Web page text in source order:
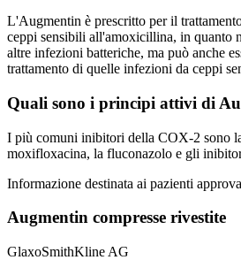
L'Augmentin è prescritto per il
ceppi sensibili all'amoxicillina, in quanto
altre infezioni batteriche, ma può anche
trattamento di quelle infezioni da ceppi
Quali sono i principi attivi di
I più comuni inibitori della COX-2 sono
moxifloxacina, la fluconazolo e gli
Informazione destinata ai pazienti
Augmentin compresse rivestite
GlaxoSmithKline AG